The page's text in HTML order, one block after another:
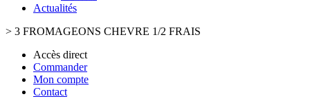
Actualités
> 3 FROMAGEONS CHEVRE 1/2 FRAIS
Accès direct
Commander
Mon compte
Contact